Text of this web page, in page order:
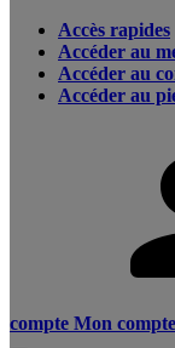
Accès rapides
Accéder au
Accéder au
Accéder au
compte Mon compte